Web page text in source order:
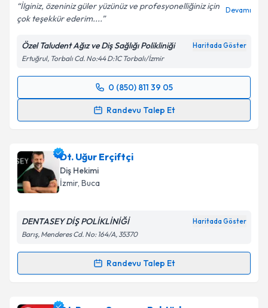
kapsamda işlenmesini kabul ediyorum.
Takvim Talebini Gönder
İlginiz, özeniniz güler yüzünüz ve profesyonelliğiniz için
çok teşekkür ederim....
Devamı
Özel Taludent Ağız ve Diş Sağlığı Polikliniği Haritada Göster
Ertuğrul, Torbalı Cd. No:44 D:1C Torbalı/İzmir
0 (850) 811 39 05
Randevu Talep Et
Randevu Takvimi Talebi
almanız için bir takvim hazırlandığında e-posta ile
bilgilendireceğiz.
E-posta Adresiniz
Kişisel verilerimin işlenmesine ilişkinAydınlatma
'ni okudum ve kişisel verilerimin belirtilen
kapsamda işlenmesini kabul ediyorum.
Dt. Uğur Erçiftçi
Diş Hekimi
İzmir, Buca
DENTASEY DİŞ POLİKLİNİĞİ Haritada Göster
Barış, Menderes Cd. No: 164/A, 35370
Randevu Talep Et
Randevu Takvimi Talebi